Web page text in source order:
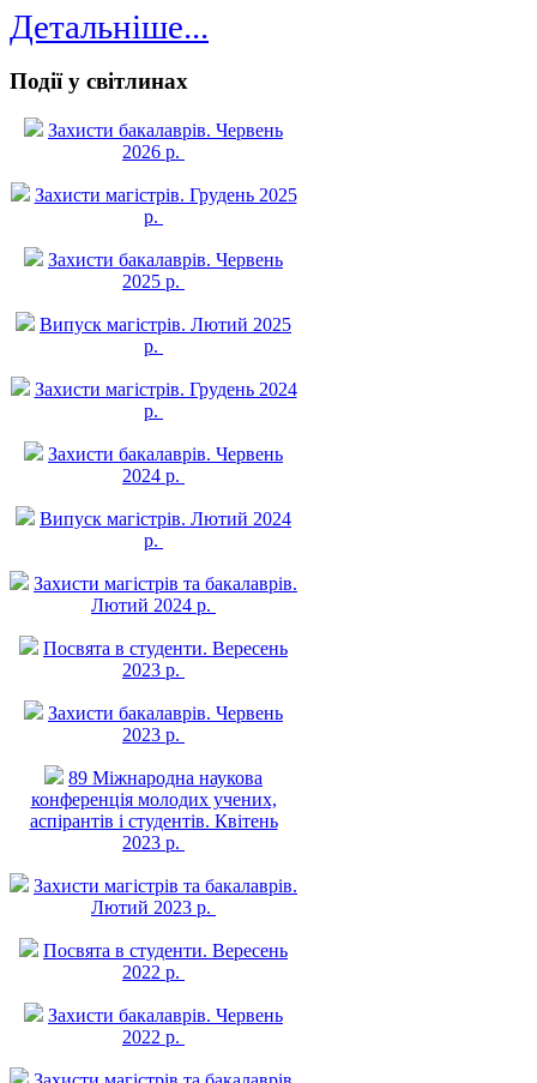
Детальніше...
Події у світлинах
Захисти бакалаврів. Червень
2026 р.
Захисти магістрів. Грудень 2025
р.
Захисти бакалаврів. Червень
2025 р.
Випуск магістрів. Лютий 2025
р.
Захисти магістрів. Грудень 2024
р.
Захисти бакалаврів. Червень
2024 р.
Випуск магістрів. Лютий 2024
р.
Захисти магістрів та бакалаврів.
Лютий 2024 р.
Посвята в студенти. Вересень
2023 р.
Захисти бакалаврів. Червень
2023 р.
89 Міжнародна наукова
конференція молодих учених,
аспірантів і студентів. Квітень
2023 р.
Захисти магістрів та бакалаврів.
Лютий 2023 р.
Посвята в студенти. Вересень
2022 р.
Захисти бакалаврів. Червень
2022 р.